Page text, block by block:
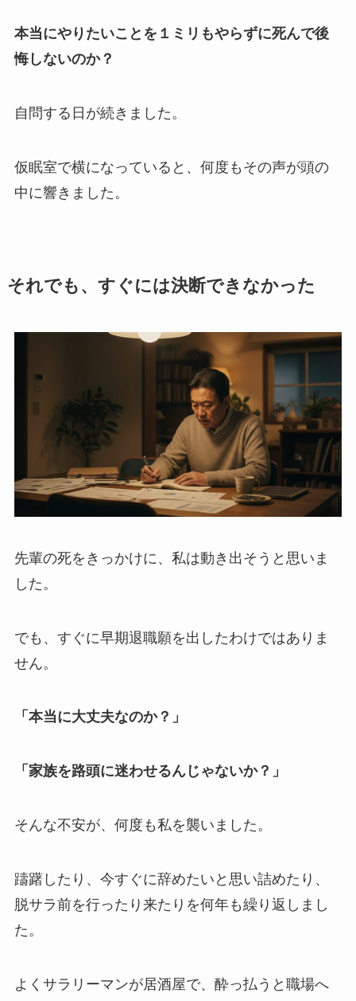
本当にやりたいことを１ミリもやらずに死んで後
悔しないのか？
自問する日が続きました。
仮眠室で横になっていると、何度もその声が頭の
中に響きました。
それでも、すぐには決断できなかった
先輩の死をきっかけに、私は動き出そうと思いま
した。
でも、すぐに早期退職願を出したわけではありま
せん。
「本当に大丈夫なのか？」
「家族を路頭に迷わせるんじゃないか？」
そんな不安が、何度も私を襲いました。
躊躇したり、今すぐに辞めたいと思い詰めたり、
脱サラ前を行ったり来たりを何年も繰り返しまし
た。
よくサラリーマンが居酒屋で、酔っ払うと職場へ